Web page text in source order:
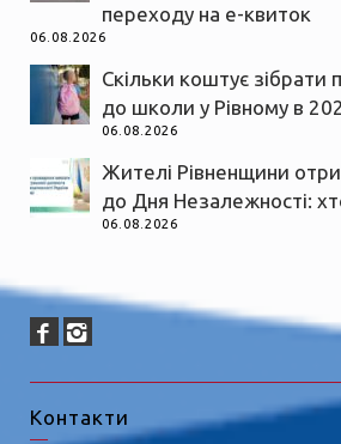
переходу на е-квиток
06.08.2026
Скільки коштує зібрати
до школи у Рівному в
06.08.2026
Жителі Рівненщини
до Дня Незалежності:
06.08.2026
Контакти